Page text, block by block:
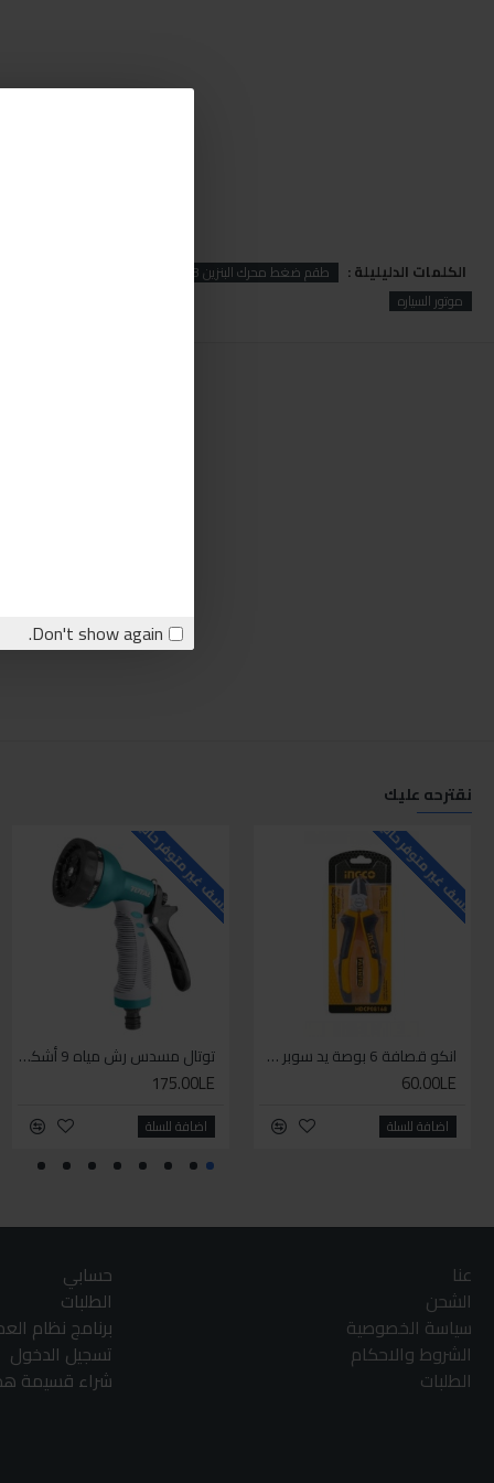
Don't show again.
الكلمات الدليليلة : طقم ضغط محرك البنزين 3 ق
موتور السياره
نقترحه عليك
للاسف غير متوفر حاليا
انكو قصافة 6 بوصة يد سوبر وان
60.00LE
اضافة للسلة
للاسف غير متوفر حاليا
توتال مسدس رش مياه 9 أشكال
175.00LE
اضافة للسلة
عنا
الشحن
سياسة الخصوصية
الشروط والاحكام
الطلبات
حسابي
الطلبات
برنامج نظام
تسجيل الدخول
شراء قسيمة